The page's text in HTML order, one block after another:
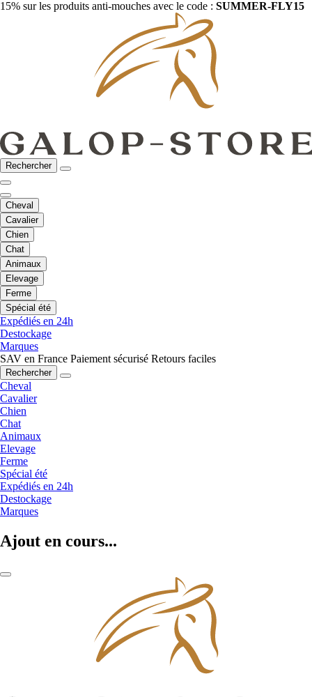
15% sur les produits anti-mouches avec le code : SUMMER-FLY15
Rechercher
Cheval
Cavalier
Chien
Chat
Animaux
Elevage
Ferme
Spécial été
Expédiés en 24h
Destockage
Marques
SAV en France Paiement sécurisé Retours faciles
Rechercher
Cheval
Cavalier
Chien
Chat
Animaux
Elevage
Ferme
Spécial été
Expédiés en 24h
Destockage
Marques
Ajout en cours...